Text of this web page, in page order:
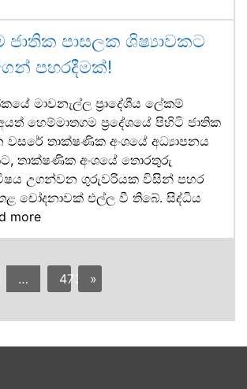
ජාතික පාසලක ශිෂ්‍යාවකට
පහරදීමක්!
මාවනැල්ල ප්‍රාදේශීය ලේකම්
හෙම්මාතගම ප්‍රදේශයේ පිහිටි ජාතික
වසරේ තාක්ෂණික අංශයේ අධ්‍යාපනය
තාක්ෂණික අංශයේ තොරතුරු
උගන්වන ගුරුවරියක විසින් පහර
චෝදනාවක් එල්ල වී තිබේ. සිද්ධිය
more
… 473 »